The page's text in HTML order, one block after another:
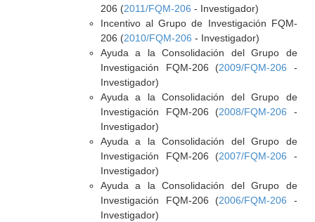
206 (2011/FQM-206 - Investigador)
Incentivo al Grupo de Investigación FQM-
206 (2010/FQM-206 - Investigador)
Ayuda a la Consolidación del Grupo de
Investigación FQM-206 (2009/FQM-206 -
Investigador)
Ayuda a la Consolidación del Grupo de
Investigación FQM-206 (2008/FQM-206 -
Investigador)
Ayuda a la Consolidación del Grupo de
Investigación FQM-206 (2007/FQM-206 -
Investigador)
Ayuda a la Consolidación del Grupo de
Investigación FQM-206 (2006/FQM-206 -
Investigador)